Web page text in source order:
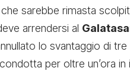
sarebbe rimasta
arrendersi al
lo svantaggio di tre
per oltre un’ora in